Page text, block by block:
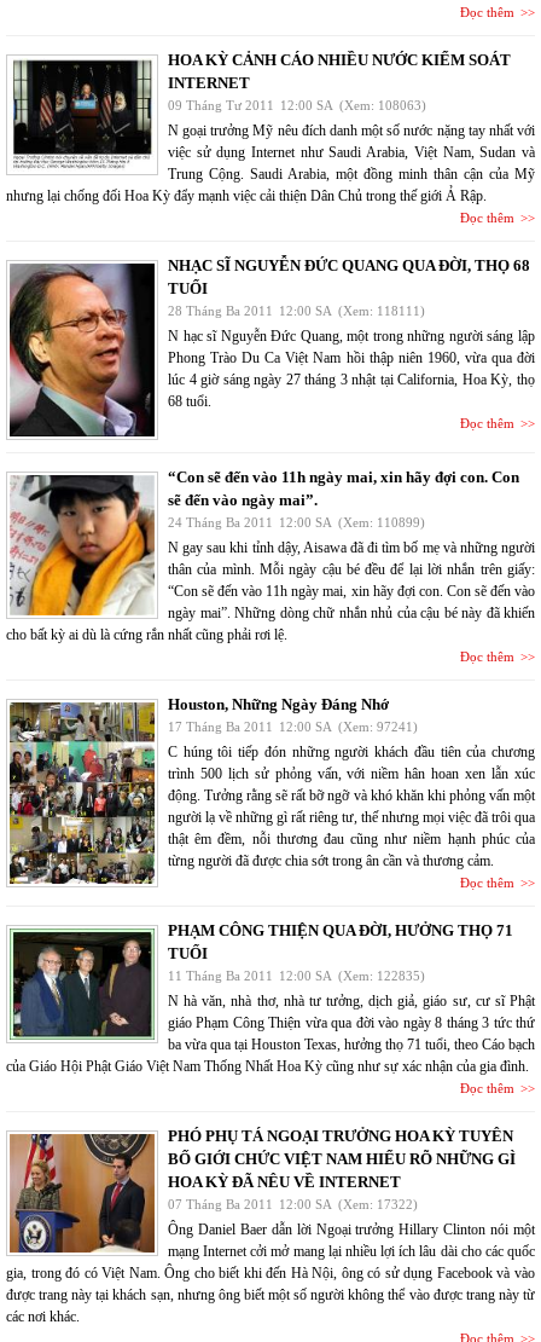
Đọc thêm
HOA KỲ CẢNH CÁO NHIỀU NƯỚC KIỂM SOÁT
INTERNET
09 Tháng Tư 2011 12:00 SA (Xem: 108063)
N goại trưởng Mỹ nêu đích danh một số nước nặng tay nhất với
việc sử dụng Internet như Saudi Arabia, Việt Nam, Sudan và
Trung Cộng. Saudi Arabia, một đồng minh thân cận của Mỹ
nhưng lại chống đối Hoa Kỳ đẩy mạnh việc cải thiện Dân Chủ trong thế giới Ả Rập.
Đọc thêm
NHẠC SĨ NGUYỄN ĐỨC QUANG QUA ĐỜI, THỌ 68
TUỔI
28 Tháng Ba 2011 12:00 SA (Xem: 118111)
N hạc sĩ Nguyễn Đức Quang, một trong những người sáng lập
Phong Trào Du Ca Việt Nam hồi thập niên 1960, vừa qua đời
lúc 4 giờ sáng ngày 27 tháng 3 nhật tại California, Hoa Kỳ, thọ
68 tuổi.
Đọc thêm
“Con sẽ đến vào 11h ngày mai, xin hãy đợi con. Con
sẽ đến vào ngày mai”.
24 Tháng Ba 2011 12:00 SA (Xem: 110899)
N gay sau khi tỉnh dậy, Aisawa đã đi tìm bố mẹ và những người
thân của mình. Mỗi ngày cậu bé đều để lại lời nhắn trên giấy:
“Con sẽ đến vào 11h ngày mai, xin hãy đợi con. Con sẽ đến vào
ngày mai”. Những dòng chữ nhắn nhủ của cậu bé này đã khiến
cho bất kỳ ai dù là cứng rắn nhất cũng phải rơi lệ.
Đọc thêm
Houston, Những Ngày Đáng Nhớ
17 Tháng Ba 2011 12:00 SA (Xem: 97241)
C húng tôi tiếp đón những người khách đầu tiên của chương
trình 500 lịch sử phỏng vấn, với niềm hân hoan xen lẫn xúc
động. Tưởng rằng sẽ rất bỡ ngỡ và khó khăn khi phỏng vấn một
người lạ về những gì rất riêng tư, thế nhưng mọi việc đã trôi qua
thật êm đềm, nỗi thương đau cũng như niềm hạnh phúc của
từng người đã được chia sớt trong ân cần và thương cảm.
Đọc thêm
PHẠM CÔNG THIỆN QUA ĐỜI, HƯỞNG THỌ 71
TUỔI
11 Tháng Ba 2011 12:00 SA (Xem: 122835)
N hà văn, nhà thơ, nhà tư tưởng, dịch giả, giáo sư, cư sĩ Phật
giáo Phạm Công Thiện vừa qua đời vào ngày 8 tháng 3 tức thứ
ba vừa qua tại Houston Texas, hưởng thọ 71 tuổi, theo Cáo bạch
của Giáo Hội Phật Giáo Việt Nam Thống Nhất Hoa Kỳ cũng như sự xác nhận của gia đình.
Đọc thêm
PHÓ PHỤ TÁ NGOẠI TRƯỞNG HOA KỲ TUYÊN
BỐ GIỚI CHỨC VIỆT NAM HIỂU RÕ NHỮNG GÌ
HOA KỲ ĐÃ NÊU VỀ INTERNET
07 Tháng Ba 2011 12:00 SA (Xem: 17322)
Ông Daniel Baer dẫn lời Ngoại trưởng Hillary Clinton nói một
mạng Internet cởi mở mang lại nhiều lợi ích lâu dài cho các quốc
gia, trong đó có Việt Nam. Ông cho biết khi đến Hà Nội, ông có sử dụng Facebook và vào
được trang này tại khách sạn, nhưng ông biết một số người không thể vào được trang này từ
các nơi khác.
Đọc thêm